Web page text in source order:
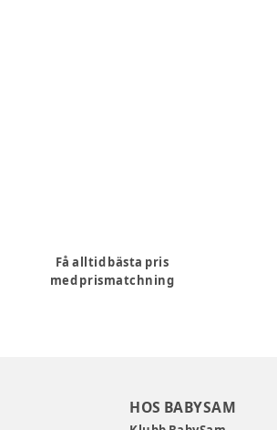
Få alltid bästa pris
med prismatchning
HOS BABYSAM